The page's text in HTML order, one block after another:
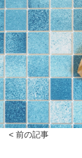
< 前の記事